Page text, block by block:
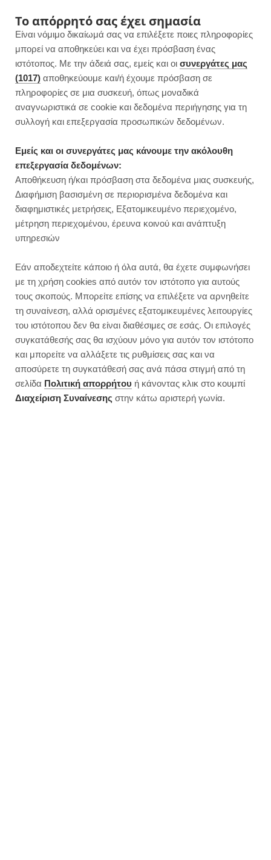
a
c
e
b
o
k
n
s
t
a
a
m
i
n
t
e
s
t
o
u
T
u
TAG
ΣΟΎΠΑ ΜΕ ΌΣΠΡΙΑ
Μανιταρόσουπα αποτοξίνωσης
με κρυμμένα όσπρια
Το απόρρητό σας έχει σημασία
Είναι νόμιμο δικαίωμά σας να επιλέξετε ποιες πληροφορίες
μπορεί να αποθηκεύει και να έχει πρόσβαση ένας
ιστότοπος. Με την άδειά σας, εμείς και οι συνεργάτες μας
(1017) αποθηκεύουμε και/ή έχουμε πρόσβαση σε
πληροφορίες σε μια συσκευή, όπως μοναδικά
αναγνωριστικά σε cookie και δεδομένα περιήγησης για τη
συλλογή και επεξεργασία προσωπικών δεδομένων.
Εμείς και οι συνεργάτες μας κάνουμε την ακόλουθη
επεξεργασία δεδομένων:
Αποθήκευση ή/και πρόσβαση στα δεδομένα μιας συσκευής,
Διαφήμιση βασισμένη σε περιορισμένα δεδομένα και
διαφημιστικές μετρήσεις, Εξατομικευμένο περιεχομένο,
μέτρηση περιεχομένου, έρευνα κοινού και ανάπτυξη
υπηρεσιών
Εάν αποδεχτείτε κάποιο ή όλα αυτά, θα έχετε συμφωνήσει
με τη χρήση cookies από αυτόν τον ιστότοπο για αυτούς
τους σκοπούς. Μπορείτε επίσης να επιλέξετε να αρνηθείτε
τη συναίνεση, αλλά ορισμένες εξατομικευμένες λειτουργίες
του ιστότοπου δεν θα είναι διαθέσιμες σε εσάς. Οι επιλογές
συγκατάθεσής σας θα ισχύουν μόνο για αυτόν τον ιστότοπο
και μπορείτε να αλλάξετε τις ρυθμίσεις σας και να
αποσύρετε τη συγκατάθεσή σας ανά πάσα στιγμή από τη
σελίδα Πολιτική απορρήτου ή κάνοντας κλικ στο κουμπί
Διαχείριση Συναίνεσης στην κάτω αριστερή γωνία.